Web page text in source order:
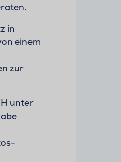
in
einem
zur
unter